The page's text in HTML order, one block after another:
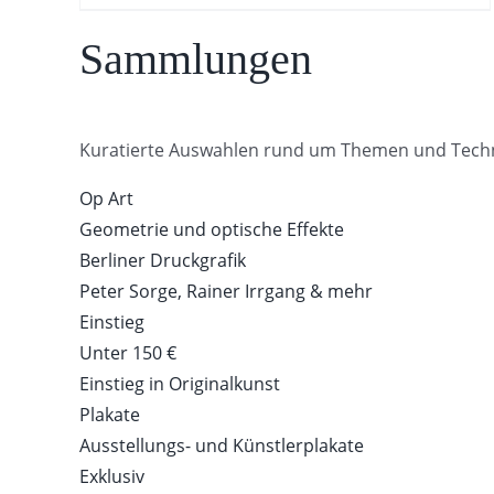
Sammlungen
Kuratierte Auswahlen rund um Themen und
Op Art
Geometrie und optische Effekte
Berliner Druckgrafik
Peter Sorge, Rainer Irrgang & mehr
Einstieg
Unter 150 €
Einstieg in Originalkunst
Plakate
Ausstellungs- und Künstlerplakate
Exklusiv